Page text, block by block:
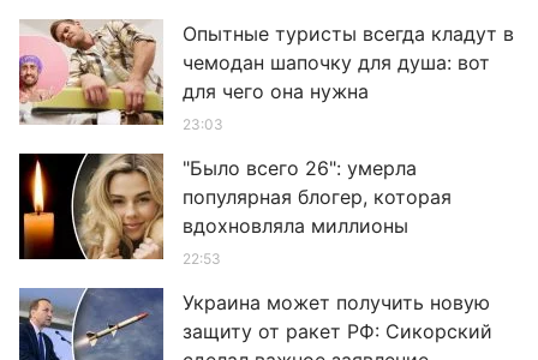
Опытные туристы всегда кладут в
чемодан шапочку для душа: вот
для чего она нужна
23:03
"Было всего 26": умерла
популярная блогер, которая
вдохновляла миллионы
22:53
Украина может получить новую
защиту от ракет РФ: Сикорский